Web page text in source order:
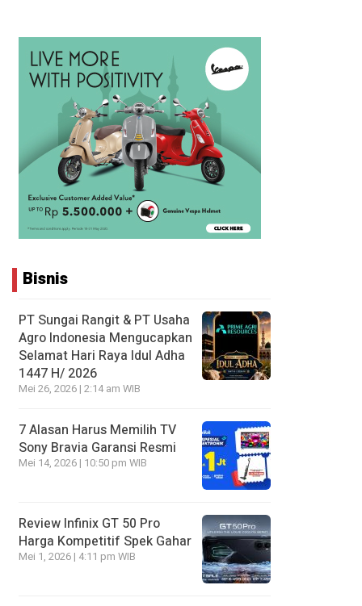
Bisnis
PT Sungai Rangit & PT Usaha
Agro Indonesia Mengucapkan
Selamat Hari Raya Idul Adha
1447 H/ 2026
Mei 26, 2026 | 2:14 am WIB
7 Alasan Harus Memilih TV
Sony Bravia Garansi Resmi
Mei 14, 2026 | 10:50 pm WIB
Review Infinix GT 50 Pro
Harga Kompetitif Spek Gahar
Mei 1, 2026 | 4:11 pm WIB